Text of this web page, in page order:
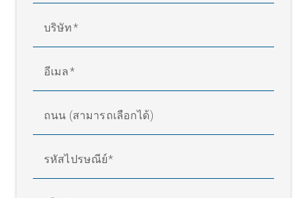
บริษัท
อีเมล
ถนน (สามารถเลือกได้)
รหัสไปรษณีย์